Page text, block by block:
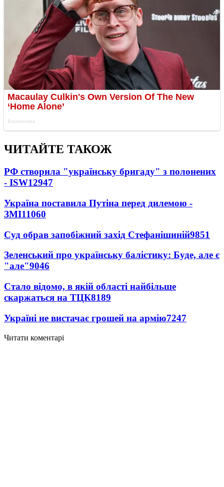
ЧИТАЙТЕ ТАКОЖ
РФ створила "українську бригаду" з полонених
- ISW12947
Україна поставила Путіна перед дилемою -
ЗМІ11060
Суд обрав запобіжний захід Стефанішиній9851
Зеленський про українську балістику: Буде, але є
"але"9046
Стало відомо, в якій області найбільше
скаржаться на ТЦК8189
Україні не вистачає грошей на армію7247
Читати коментарі